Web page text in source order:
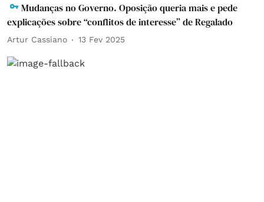
Mudanças no Governo. Oposição queria mais e pede
explicações sobre “conflitos de interesse” de Regalado
Artur Cassiano 13 Fev 2025